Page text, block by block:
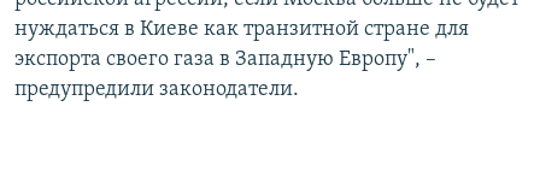
нуждаться в Киеве как транзитной стране для
экспорта своего газа в Западную Европу", –
предупредили законодатели.